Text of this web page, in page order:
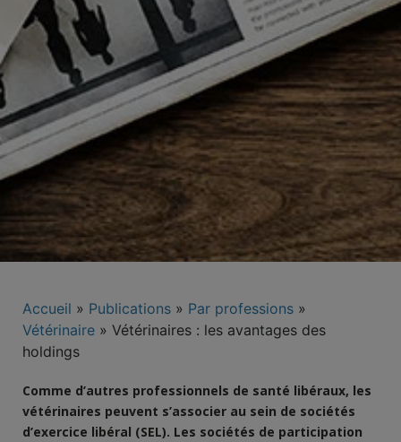
Accueil » Publications » Par professions »
Vétérinaire » Vétérinaires : les avantages des
holdings
Comme d’autres professionnels de santé libéraux, les
vétérinaires peuvent s’associer au sein de sociétés
d’exercice libéral (SEL). Les sociétés de participation